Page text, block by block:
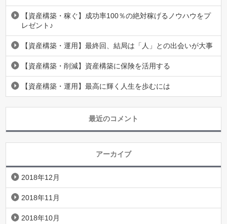
【資産構築・稼ぐ】成功率100％の絶対稼げるノウハウをプ
レゼント♪
【資産構築・運用】最終回、結局は「人」との出会いが大事
【資産構築・削減】資産構築に保険を活用する
【資産構築・運用】最高に輝く人生を歩むには
最近のコメント
アーカイブ
2018年12月
2018年11月
2018年10月